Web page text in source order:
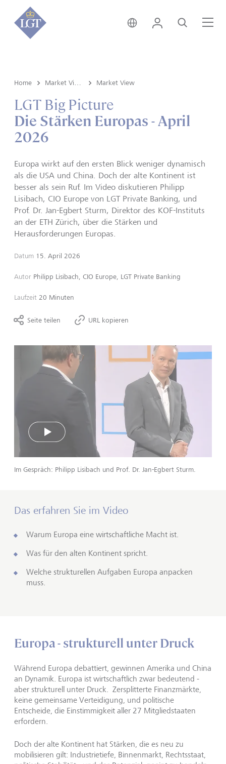
Schweiz • Deutsch
Login Suche
Home Market View
LGT Big Picture
Die Stärken Europas - April
2026
Europa wirkt auf den ersten Blick weniger dynamisch
als die USA und China. Doch der alte Kontinent ist
besser als sein Ruf. Im Video diskutieren Philipp
Lisibach, CIO Europe von LGT Private Banking, und
Prof. Dr. Jan-Egbert Sturm, Direktor des KOF-Instituts
an der ETH Zürich, über die Stärken und
Herausforderungen Europas.
Datum 15. April 2026
Autor Philipp Lisibach, CIO Europe, LGT Private Banking
Laufzeit 20 Minuten
Seite teilen URL kopieren
Im Gespräch: Philipp Lisibach und Prof. Dr. Jan-Egbert Sturm.
Das erfahren Sie im Video
Warum Europa eine wirtschaftliche Macht ist.
Was für den alten Kontinent spricht.
Welche strukturellen Aufgaben Europa anpacken
muss.
Europa - strukturell unter Druck
Während Europa debattiert, gewinnen Amerika und China
an Dynamik. Europa ist wirtschaftlich zwar bedeutend -
aber strukturell unter Druck. Zersplitterte Finanzmärkte,
keine gemeinsame Verteidigung, und politische
Entscheide, die Einstimmigkeit aller 27 Mitgliedstaaten
erfordern.
Doch der alte Kontinent hat Stärken, die es neu zu
mobilisieren gilt: Industrietiefe, Binnenmarkt, Rechtsstaat,